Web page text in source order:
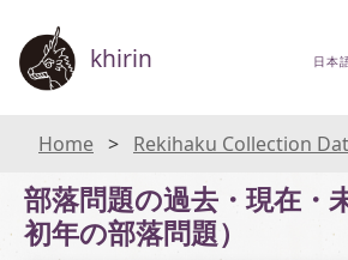
khirin 日本
Home Rekihaku Collection Database (Collections Database of
部落問題の過去・現在・
初年の部落問題）